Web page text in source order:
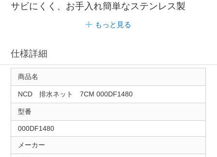
サビにくく、お手入れ簡単なステンレス製
もっと見る
仕様詳細
商品名
NCD 排水ネット 7CM 000DF1480
型番
000DF1480
メーカー